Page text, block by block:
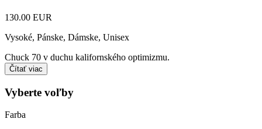
130.00 EUR
Vysoké, Pánske, Dámske, Unisex
Chuck 70 v duchu kalifornského optimizmu.
Čítať viac
Vyberte voľby
Farba